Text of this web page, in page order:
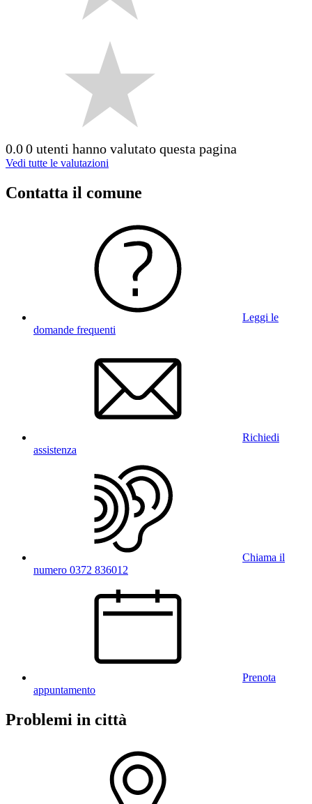
0.00 utenti hanno valutato questa pagina
Vedi tutte le valutazioni
Contatta il comune
Leggi le
domande frequenti
Richiedi
assistenza
Chiama il
numero 0372 836012
Prenota
appuntamento
Problemi in città